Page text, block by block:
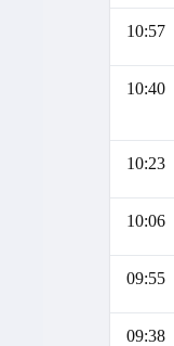
10:57
10:40
10:23
10:06
09:55
09:38